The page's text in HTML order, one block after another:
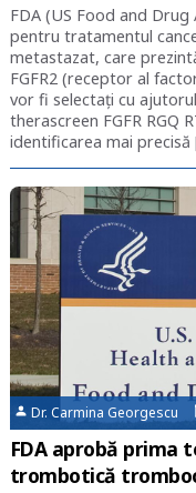
FDA (US Food and
pentru tratamentul
metastazat, care
FGFR2 (receptor al
vor fi selectați cu
therascreen FGFR RGQ
identificarea mai
Dr. Carmina Georgescu
FDA aprobă
trombotică